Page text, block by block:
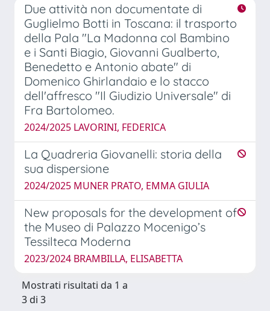
Due attività non documentate di
Guglielmo Botti in Toscana: il trasporto
della Pala "La Madonna col Bambino
e i Santi Biagio, Giovanni Gualberto,
Benedetto e Antonio abate" di
Domenico Ghirlandaio e lo stacco
dell'affresco "Il Giudizio Universale" di
Fra Bartolomeo.
2024/2025 LAVORINI, FEDERICA
La Quadreria Giovanelli: storia della
sua dispersione
2024/2025 MUNER PRATO, EMMA GIULIA
New proposals for the development of
the Museo di Palazzo Mocenigo’s
Tessilteca Moderna
2023/2024 BRAMBILLA, ELISABETTA
Mostrati risultati da 1 a
3 di 3